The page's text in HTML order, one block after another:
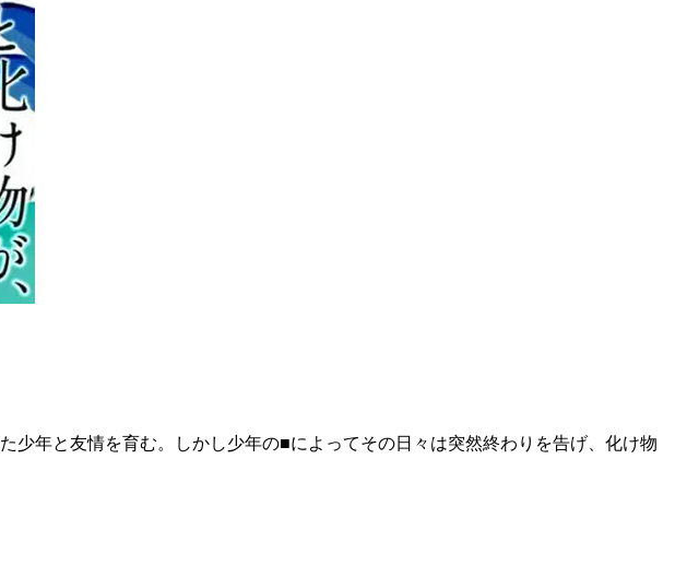
少年と友情を育む。しかし少年の■によってその日々は突然終わりを告げ、化け物